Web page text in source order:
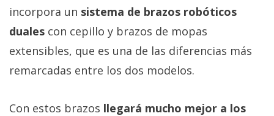
incorpora un sistema de brazos robóticos
duales con cepillo y brazos de mopas
extensibles, que es una de las diferencias más
remarcadas entre los dos modelos.
Con estos brazos llegará mucho mejor a los